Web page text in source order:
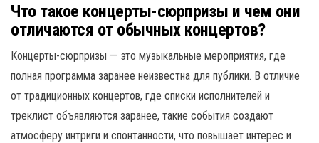
Что такое концерты-сюрпризы и чем они
отличаются от обычных концертов?
Концерты-сюрпризы — это музыкальные мероприятия, где
полная программа заранее неизвестна для публики. В отличие
от традиционных концертов, где списки исполнителей и
треклист объявляются заранее, такие события создают
атмосферу интриги и спонтанности, что повышает интерес и